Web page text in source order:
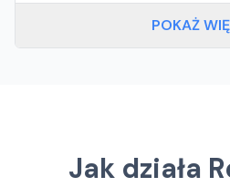
POKAŻ
Jak działa